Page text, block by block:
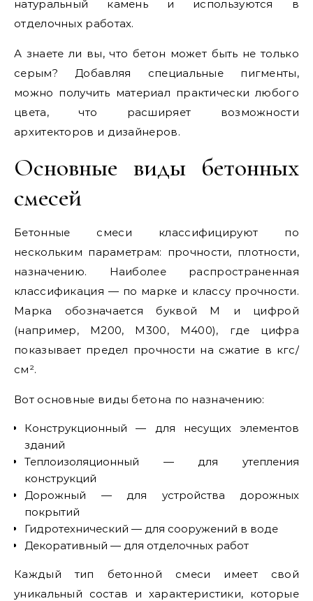
натуральный камень и используются в
отделочных работах.
А знаете ли вы, что бетон может быть не только
серым? Добавляя специальные пигменты,
можно получить материал практически любого
цвета, что расширяет возможности
архитекторов и дизайнеров.
Основные виды бетонных
смесей
Бетонные смеси классифицируют по
нескольким параметрам: прочности, плотности,
назначению. Наиболее распространенная
классификация — по марке и классу прочности.
Марка обозначается буквой М и цифрой
(например, М200, М300, М400), где цифра
показывает предел прочности на сжатие в кгс/
см².
Вот основные виды бетона по назначению:
Конструкционный — для несущих элементов
зданий
Теплоизоляционный — для утепления
конструкций
Дорожный — для устройства дорожных
покрытий
Гидротехнический — для сооружений в воде
Декоративный — для отделочных работ
Каждый тип бетонной смеси имеет свой
уникальный состав и характеристики, которые